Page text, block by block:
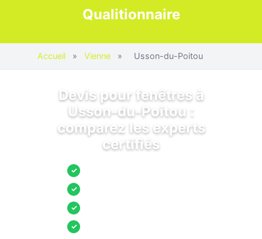
Qualitionnaire
Accueil » Vienne » Usson-du-Poitou
Devis pour fenêtres à
Usson-du-Poitou :
comparez les experts
certifiés
✓
✓
✓
✓